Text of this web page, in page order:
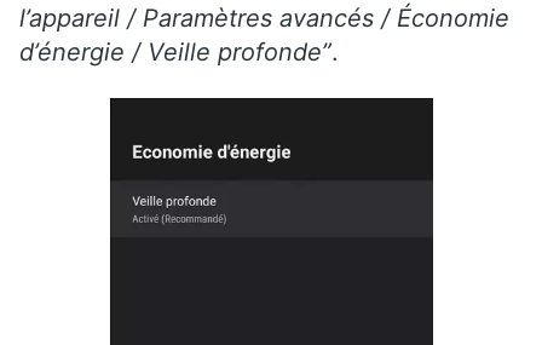
l’appareil / Paramètres avancés / Économie
d’énergie / Veille profonde”.